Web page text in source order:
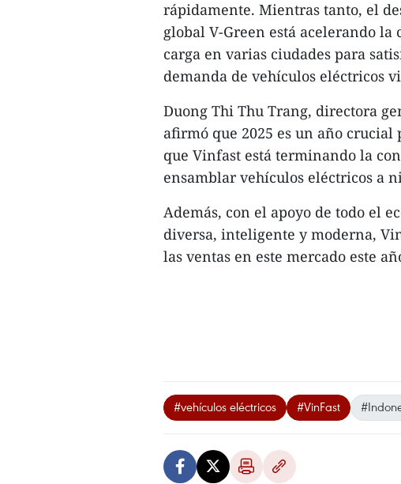
rápidamente. Mientras tanto, el
global V-Green está acelerando
carga en varias ciudades para
demanda de vehículos eléctricos
Duong Thi Thu Trang, directora
afirmó que 2025 es un año
que Vinfast está terminando la
ensamblar vehículos eléctricos a
Además, con el apoyo de todo el
diversa, inteligente y moderna,
las ventas en este mercado este
#vehículos eléctricos #VinFast